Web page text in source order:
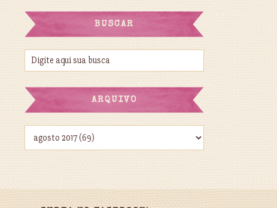
BUSCAR
ARQUIVO